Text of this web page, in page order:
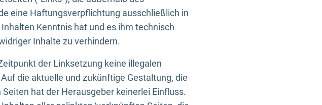
eine Haftungsverpflichtung ausschließlich in
Kenntnis hat und es ihm technisch
Inhalte zu verhindern.
der Linksetzung keine illegalen
die aktuelle und zukünftige Gestaltung, die
hat der Herausgeber keinerlei Einfluss.